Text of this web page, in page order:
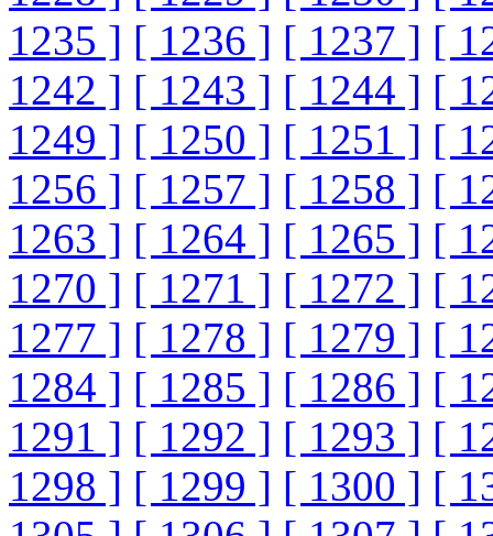
1235 ] [ 1236 ] [ 1237 ] [
1242 ] [ 1243 ] [ 1244 ] [
1249 ] [ 1250 ] [ 1251 ] [
1256 ] [ 1257 ] [ 1258 ] [
1263 ] [ 1264 ] [ 1265 ] [
1270 ] [ 1271 ] [ 1272 ] [
1277 ] [ 1278 ] [ 1279 ] [
1284 ] [ 1285 ] [ 1286 ] [
1291 ] [ 1292 ] [ 1293 ] [
1298 ] [ 1299 ] [ 1300 ] [